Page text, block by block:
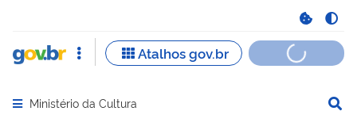
Abrir menu principal de navegação
Ministério da Cultura